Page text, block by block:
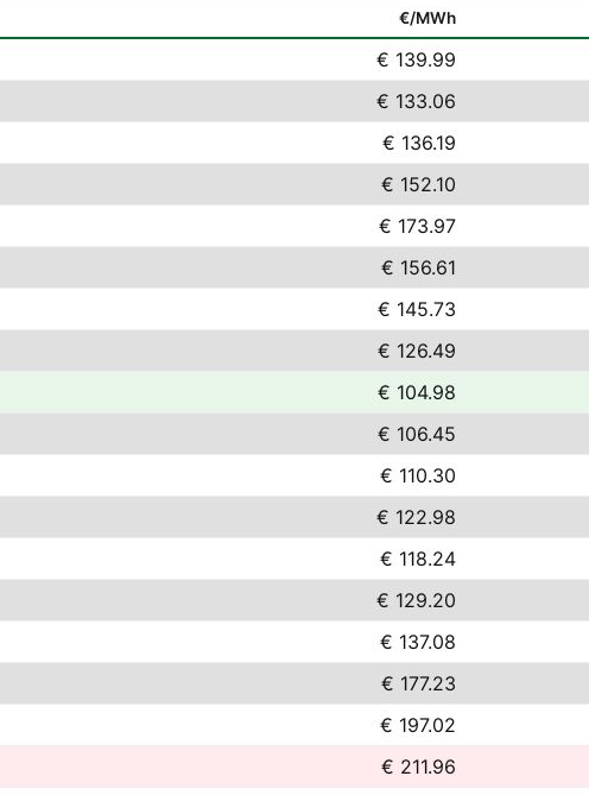
€/MWh
€ 139.99
€ 133.06
€ 136.19
€ 152.10
€ 173.97
€ 156.61
€ 145.73
€ 126.49
€ 104.98
€ 106.45
€ 110.30
€ 122.98
€ 118.24
€ 129.20
€ 137.08
€ 177.23
€ 197.02
€ 211.96